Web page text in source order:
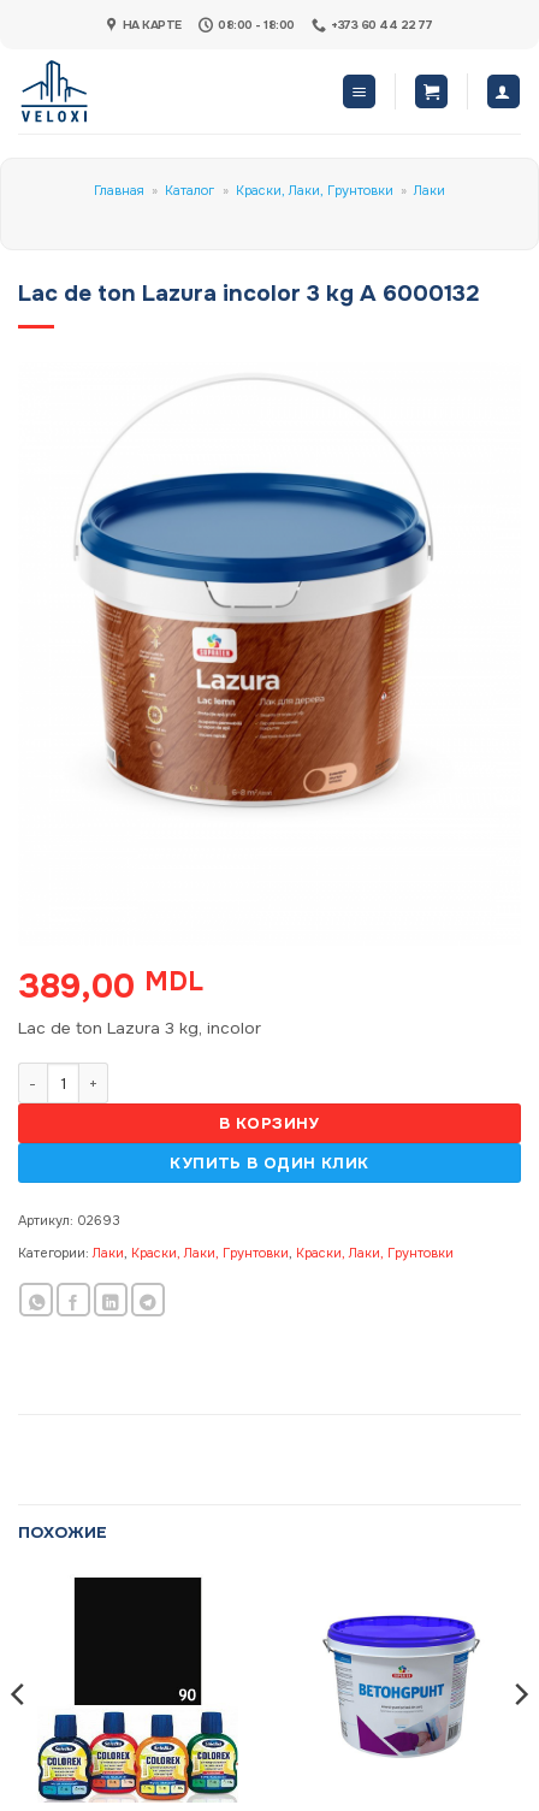
content
НА КАРТЕ 08:00 - 18:00 +373 60 44 22 77
Главная » Каталог » Краски, Лаки, Грунтовки » Лаки
Lac de ton Lazura incolor 3 kg A 6000132
389,00 MDL
Lac de ton Lazura 3 kg, incolor
В КОРЗИНУ
Артикул: 02693
Категории:Лаки, Краски, Лаки, Грунтовки, Краски, Лаки, Грунтовки
ПОХОЖИЕ